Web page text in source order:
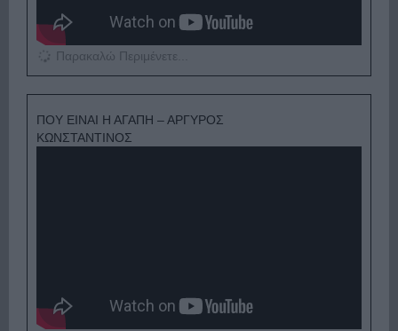
Παρακαλώ Περιμένετε...
ΠΟΥ ΕΙΝΑΙ Η ΑΓΑΠΗ – ΑΡΓΥΡΟΣ
ΚΩΝΣΤΑΝΤΙΝΟΣ